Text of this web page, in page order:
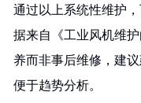
通过以上系统性维护
据来自《工业风机维
养而非事后维修，建
便于趋势分析。